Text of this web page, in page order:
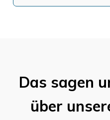
Das sagen
über